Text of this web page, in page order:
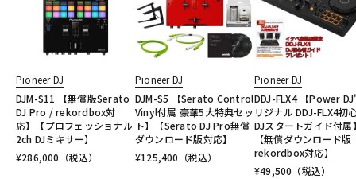
Pioneer DJ
DJM-S11 【無償版Serato
DJ Pro / rekordbox対
応】【プロフェッショナル
2ch DJミキサー】
¥286,000 （税込）
Pioneer DJ
DJM-S5 【Serato Control
Vinyl付属 豪華5大特典セッ
ト】【Serato DJ Pro無償
ダウンロード版対応】
¥125,400 （税込）
Pioneer DJ
DDJ-FLX4 【Power
リジナル DDJ-FLX4初
DJスタートガイド付属
【無償ダウンロード版
rekordbox対応】
¥49,500 （税込）